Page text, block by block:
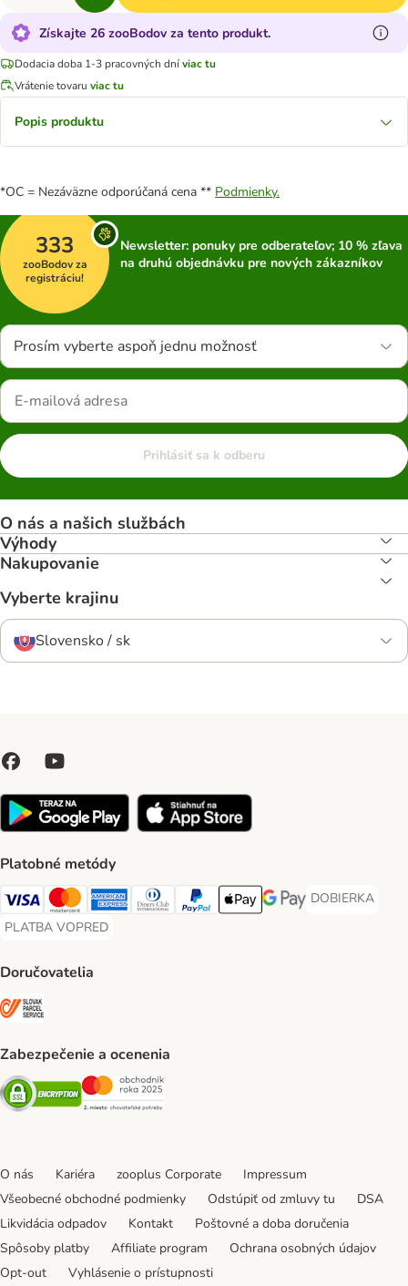
Získajte 26 zooBodov za tento produkt.
Dodacia doba 1-3 pracovných dníviac tu
Vrátenie tovaru viac tu
Popis produktu
*OC = Nezáväzne odporúčaná cena ** Podmienky.
333
zooBodov za
registráciu!
Newsletter: ponuky pre odberateľov; 10 % zľava
na druhú objednávku pre nových zákazníkov
Prosím vyberte aspoň jednu možnosť
Prihlásiť sa k odberu
O nás a našich službách
Výhody
Nakupovanie
Vyberte krajinu
Slovensko / sk
Platobné metódy
Visa Payment Method
Mastercard Payment Method
American Express Payment Method
Diners Club Payment Method
PayPal Payment Method
Apple Pay Payment Method
Google Pay Payment
DOBIERKA
DOBIERKA
PLATBA VOPRED
PLATBA VOPRED Payment Method
Doručovatelia
Zabezpečenie a ocenenia
Security Security
O nás Kariéra zooplus Corporate
Impressum
Všeobecné obchodné podmienky
Odstúpiť od zmluvy tu
DSA
Likvidácia odpadov
Kontakt
Poštovné a doba doručenia
Spôsoby platby
Affiliate program
Ochrana osobných údajov
Opt-out
Vyhlásenie o prístupnosti